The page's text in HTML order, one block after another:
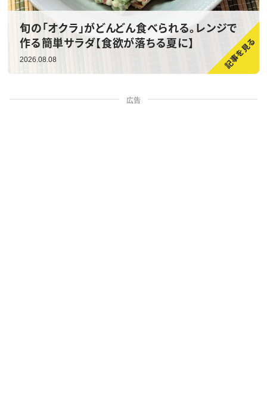
旬の「オクラ」がどんどん食べられる。レンジで
作る簡単サラダ【食欲が落ちる夏に】
2026.08.08
広告